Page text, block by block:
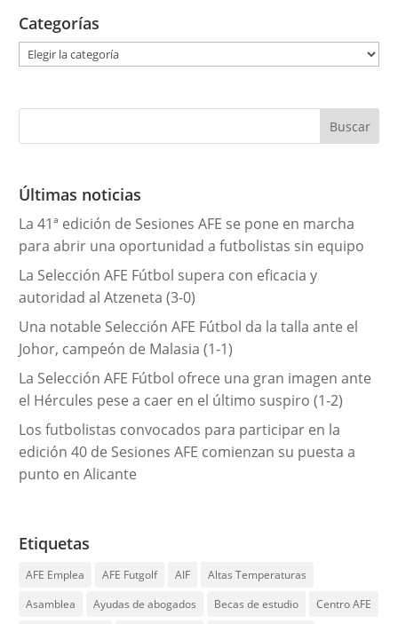
Categorías
g
r
a
s
Últimas noticias
La 41ª edición de Sesiones AFE se pone en marcha
para abrir una oportunidad a futbolistas sin equipo
La Selección AFE Fútbol supera con eficacia y
autoridad al Atzeneta (3-0)
Una notable Selección AFE Fútbol da la talla ante el
Johor, campeón de Malasia (1-1)
La Selección AFE Fútbol ofrece una gran imagen ante
el Hércules pese a caer en el último suspiro (1-2)
Los futbolistas convocados para participar en la
edición 40 de Sesiones AFE comienzan su puesta a
punto en Alicante
Etiquetas
AFE Emplea AFE Futgolf AIF
Altas Temperaturas
Asamblea
Ayudas de abogados Becas de estudio
Centro AFE